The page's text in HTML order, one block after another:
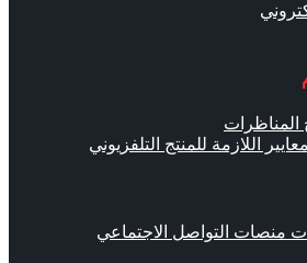
المناظرات
اللازمة للمنتج التلفزيوني
منصات التواصل الاجتماعي